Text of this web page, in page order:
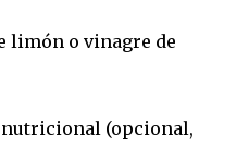
limón o vinagre de
nutricional (opcional,